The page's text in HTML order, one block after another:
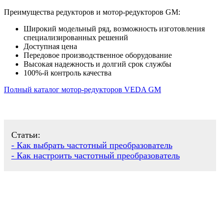
Преимущества редукторов и мотор-редукторов GM:
Широкий модельный ряд, возможность изготовления
специализированных решений
Доступная цена
Передовое производственное оборудование
Высокая надежность и долгий срок службы
100%-й контроль качества
Полный каталог мотор-редукторов VEDA GM
Статьи:
- Как выбрать частотный преобразователь
- Как настроить частотный преобразователь